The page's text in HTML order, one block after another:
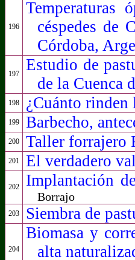
196
Temperaturas
céspedes de
Córdoba,
197
Estudio de
de la Cuenca
198 ¿Cuánto rinden
199 Barbecho,
200 Taller forrajero
201 El verdadero
202 Implantación
Borrajo
203 Siembra de
204
Biomasa y
alta